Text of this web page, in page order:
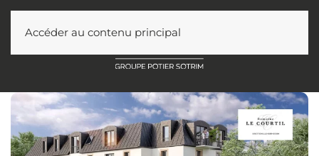
Accéder au contenu principal